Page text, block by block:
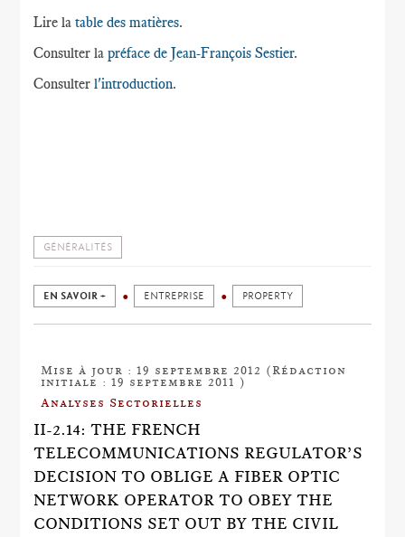
Lire latable des matières.
Consulter lapréface de Jean-François Sestier.
Consulterl'introduction.
GÉNÉRALITÉS
EN SAVOIR + ENTREPRISE PROPERTY
Mise à jour : 19 septembre 2012 (Rédaction
initiale : 19 septembre 2011 )
Analyses Sectorielles
II-2.14: THE FRENCH
TELECOMMUNICATIONS REGULATOR’S
DECISION TO OBLIGE A FIBER OPTIC
NETWORK OPERATOR TO OBEY THE
CONDITIONS SET OUT BY THE CIVIL